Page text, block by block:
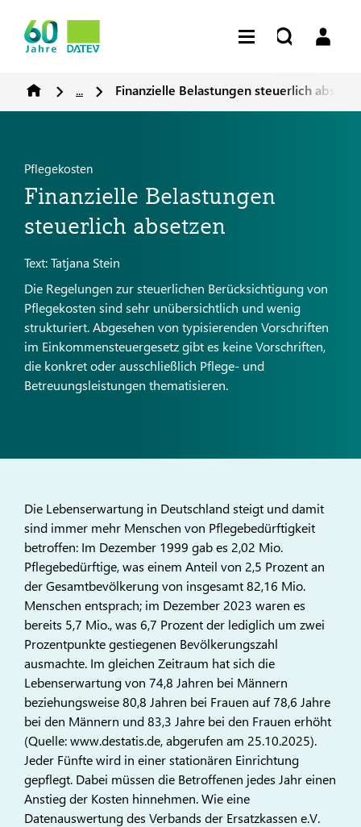
... Finanzielle Belastungen steuerlich
Pflegekosten
Finanzielle Belastungen
steuerlich absetzen
Text: Tatjana Stein
Die Regelungen zur steuerlichen Berücksichtigung von
Pflegekosten sind sehr unübersichtlich und wenig
strukturiert. Abgesehen von typisierenden Vorschriften
im Einkommensteuergesetz gibt es keine Vorschriften,
die konkret oder ausschließlich Pflege- und
Betreuungsleistungen thematisieren.
Die Lebenserwartung in Deutschland steigt und damit
sind immer mehr Menschen von Pflegebedürftigkeit
betroffen: Im Dezember 1999 gab es 2,02 Mio.
Pflegebedürftige, was einem Anteil von 2,5 Prozent an
der Gesamtbevölkerung von insgesamt 82,16 Mio.
Menschen entsprach; im Dezember 2023 waren es
bereits 5,7 Mio., was 6,7 Prozent der lediglich um zwei
Prozentpunkte gestiegenen Bevölkerungszahl
ausmachte. Im gleichen Zeitraum hat sich die
Lebenserwartung von 74,8 Jahren bei Männern
beziehungsweise 80,8 Jahren bei Frauen auf 78,6 Jahre
bei den Männern und 83,3 Jahre bei den Frauen erhöht
(Quelle: www.destatis.de, abgerufen am 25.10.2025).
Jeder Fünfte wird in einer stationären Einrichtung
gepflegt. Dabei müssen die Betroffenen jedes Jahr einen
Anstieg der Kosten hinnehmen. Wie eine
Datenauswertung des Verbands der Ersatzkassen e.V.